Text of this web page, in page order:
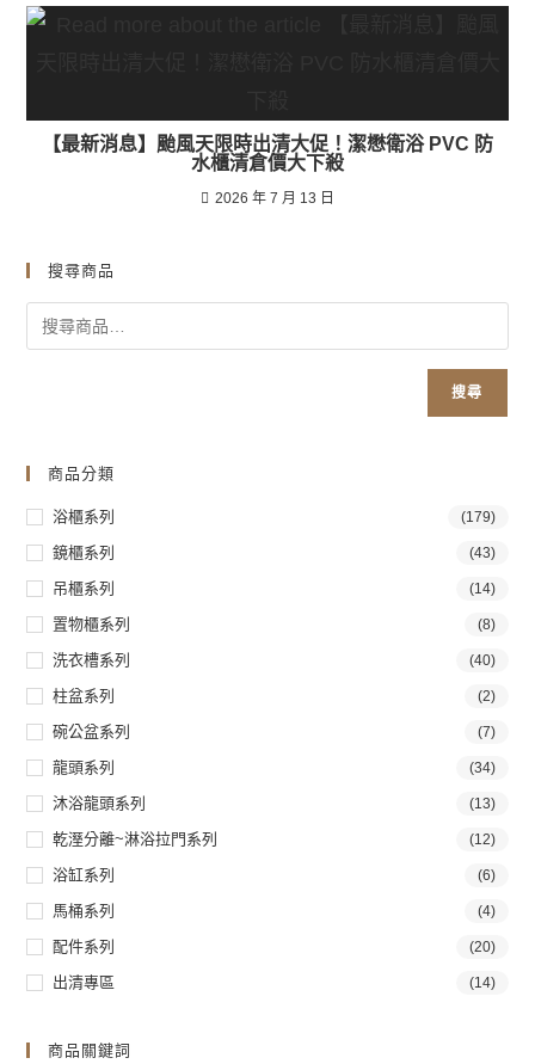
【最新消息】颱風天限時出清大促！潔懋衛浴 PVC 防
水櫃清倉價大下殺
2026 年 7 月 13 日
搜尋商品
搜尋
商品分類
浴櫃系列 (179)
鏡櫃系列 (43)
吊櫃系列 (14)
置物櫃系列 (8)
洗衣槽系列 (40)
柱盆系列 (2)
碗公盆系列 (7)
龍頭系列 (34)
沐浴龍頭系列 (13)
乾溼分離~淋浴拉門系列 (12)
浴缸系列 (6)
馬桶系列 (4)
配件系列 (20)
出清專區 (14)
商品關鍵詞